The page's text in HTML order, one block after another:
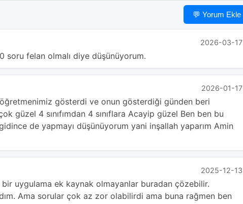
💬 Yorum Ekle
2026-03-17
soru felan olmalı diye düşünüyorum.
2026-01-17
gösterdi ve onun gösterdiği günden beri
güzel 4 sınıfımdan 4 sınıflara Acayip güzel Ben ben bu
gidince de yapmayı düşünüyorum yani inşallah yaparım Amin
2025-12-13
uygulama ek kaynak olmayanlar buradan çözebilir.
Ama sorular çok az zor olabilirdi ama buna rağmen ben